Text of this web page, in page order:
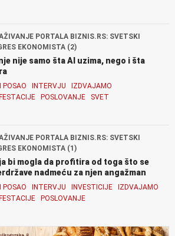
PORTALA BIZNIS.RS: SVETSKI
EKONOMISTA (2)
nije samo šta AI uzima, nego i šta
POSAO INTERVJU
IZDVAJAMO
POSLOVANJE SVET
PORTALA BIZNIS.RS: SVETSKI
EKONOMISTA (1)
bi mogla da profitira od toga što se
nadmeću za njen angažman
POSAO INTERVJU INVESTICIJE
IZDVAJAMO
POSLOVANJE